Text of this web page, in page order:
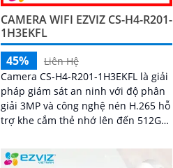
CAMERA WIFI EZVIZ CS-H4-R201-
1H3EKFL
45%
Liên Hệ
Camera CS-H4-R201-1H3EKFL là giải
pháp giám sát an ninh với độ phân
giải 3MP và công nghệ nén H.265 hỗ
trợ khe cắm thẻ nhớ lên đến 512GB,
sáng 20m, mang đến hình ảnh ban
đêm rõ nét, có màu